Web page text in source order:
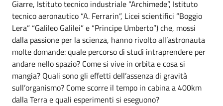
Giarre, Istituto tecnico industriale “Archimede”, Istituto
tecnico aeronautico “A. Ferrarin”, Licei scientifici “Boggio
Lera” “Galileo Galilei” e “Principe Umberto”) che, mossi
dalla passione per la scienza, hanno rivolto all’astronauta
molte domande: quale percorso di studi intraprendere per
andare nello spazio? Come si vive in orbita e cosa si
mangia? Quali sono gli effetti dell’assenza di gravità
sull’organismo? Come scorre il tempo in cabina a 400km
dalla Terra e quali esperimenti si eseguono?